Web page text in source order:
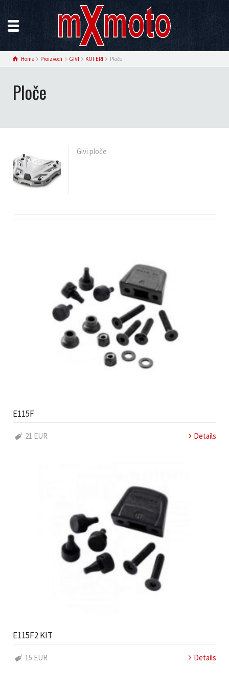
Home Proizvodi GIVI KOFERI Ploče
Ploče
Givi ploče
E115F
21 EUR Details
E115F2 KIT
15 EUR Details